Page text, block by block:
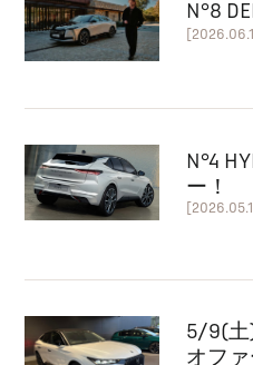
N°8
N°4
ー！
5/9(
オファ